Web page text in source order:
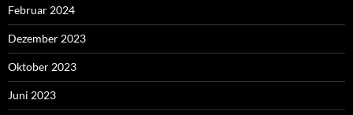
Februar 2024
Dezember 2023
Oktober 2023
Juni 2023